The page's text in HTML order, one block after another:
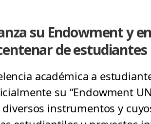
su Endowment y
de estudiantes
académica a
su “Endowment
instrumentos y